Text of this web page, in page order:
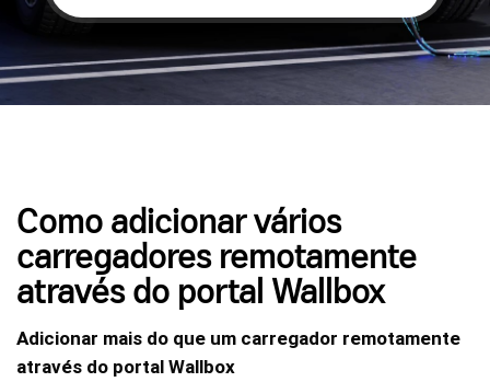
Como adicionar vários
carregadores remotamente
através do portal Wallbox
Adicionar mais do que um carregador remotamente
através do portal Wallbox